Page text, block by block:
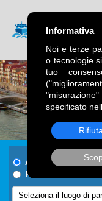
Informativa
Noi e terze
o tecnologie
tuo
specificato
Rifiuta